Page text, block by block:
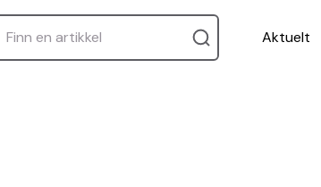
Aktuelt